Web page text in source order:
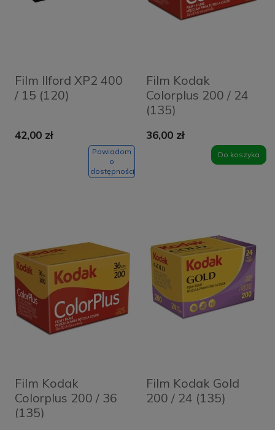
Film Ilford XP2 400
/ 15 (120)
42,00 zł
Powiadom
o
dostępności
Film Kodak
Colorplus 200 / 24
(135)
36,00 zł
Do koszyka
Film Kodak
Colorplus 200 / 36
(135)
Film Kodak Gold
200 / 24 (135)